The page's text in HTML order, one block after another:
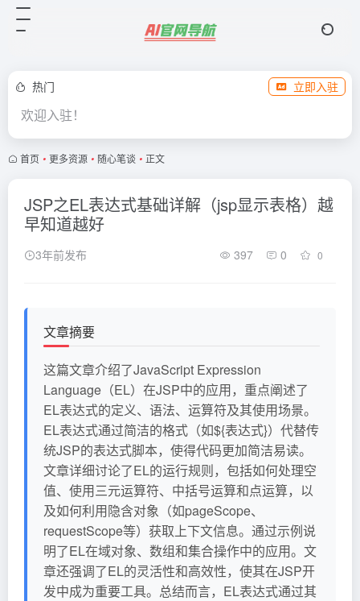
热门 立即入驻
欢迎入驻！
首页 • 更多资源 • 随心笔谈 • 正文
JSP之EL表达式基础详解（jsp显示表格）越
早知道越好
3年前发布 397 0 0
文章摘要
这篇文章介绍了JavaScript Expression
Language（EL）在JSP中的应用，重点阐述了
EL表达式的定义、语法、运算符及其使用场景。
EL表达式通过简洁的格式（如${表达式}）代替传
统JSP的表达式脚本，使得代码更加简洁易读。
文章详细讨论了EL的运行规则，包括如何处理空
值、使用三元运算符、中括号运算和点运算，以
及如何利用隐含对象（如pageScope、
requestScope等）获取上下文信息。通过示例说
明了EL在域对象、数组和集合操作中的应用。文
章还强调了EL的灵活性和高效性，使其在JSP开
发中成为重要工具。总结而言，EL表达式通过其